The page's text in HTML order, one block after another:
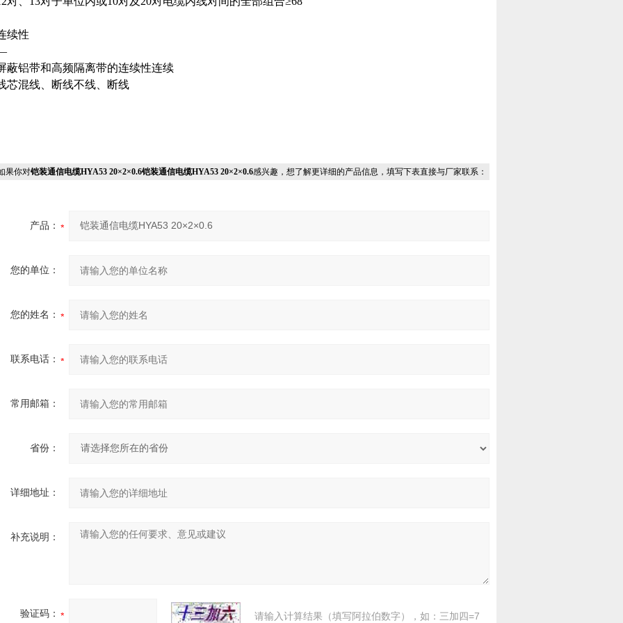
续性
蔽铝带和高频隔离带的连续性连续
芯混线、断线不线、断线
你对铠装通信电缆HYA53 20×2×0.6铠装通信电缆HYA53 20×2×0.6感兴趣，想了解更详细的产品信息，填写下表直接与厂家联系：
产品：
您的单位：
您的姓名：
联系电话：
常用邮箱：
省份：
详细地址：
补充说明：
验证码： 请输入计算结果（填写阿拉伯数字），如：三加四=7